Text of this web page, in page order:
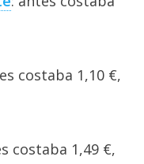
costaba 1,10 €,
costaba 1,49 €,